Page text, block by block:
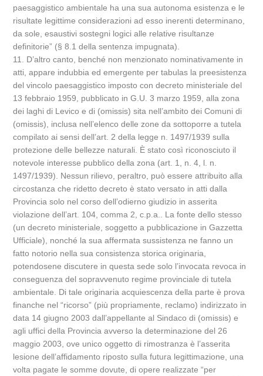
paesaggistico ambientale ha una sua autonoma esistenza e le
risultate legittime considerazioni ad esso inerenti determinano,
da sole, esaustivi sostegni logici alle relative risultanze
definitorie” (§ 8.1 della sentenza impugnata).
11. D’altro canto, benché non menzionato nominativamente in
atti, appare indubbia ed emergente per tabulas la preesistenza
del vincolo paesaggistico imposto con decreto ministeriale del
13 febbraio 1959, pubblicato in G.U. 3 marzo 1959, alla zona
dei laghi di Levico e di (omissis) sita nell’ambito dei Comuni di
(omissis), inclusa nell’elenco delle zone da sottoporre a tutela
compilato ai sensi dell’art. 2 della legge n. 1497/1939 sulla
protezione delle bellezze naturali. È stato così riconosciuto il
notevole interesse pubblico della zona (art. 1, n. 4, l. n.
1497/1939). Nessun rilievo, peraltro, può essere attribuito alla
circostanza che ridetto decreto è stato versato in atti dalla
Provincia solo nel corso dell’odierno giudizio in asserita
violazione dell’art. 104, comma 2, c.p.a.. La fonte dello stesso
(un decreto ministeriale, soggetto a pubblicazione in Gazzetta
Ufficiale), nonché la sua affermata sussistenza ne fanno un
fatto notorio nella sua consistenza storica originaria,
potendosene discutere in questa sede solo l’invocata revoca in
conseguenza del sopravvenuto regime provinciale di tutela
ambientale. Di tale originaria acquiescenza della parte è prova
finanche nel “ricorso” (più propriamente, reclamo) indirizzato in
data 14 giugno 2003 dall’appellante al Sindaco di (omissis) e
agli uffici della Provincia avverso la determinazione del 26
maggio 2003, ove unico oggetto di rimostranza è l’asserita
lesione dell’affidamento riposto sulla futura legittimazione, una
volta pagate le somme dovute, di opere realizzate “per